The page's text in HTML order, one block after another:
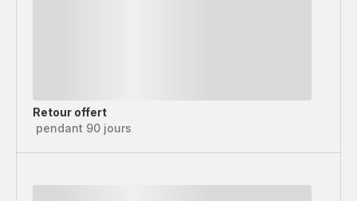
Retour offert
pendant 90 jours